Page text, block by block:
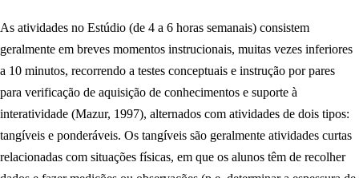
As atividades no Estúdio (de 4 a 6 horas semanais) consistem
geralmente em breves momentos instrucionais, muitas vezes inferiores
a 10 minutos, recorrendo a testes conceptuais e instrução por pares
para verificação de aquisição de conhecimentos e suporte à
interatividade (Mazur, 1997), alternados com atividades de dois tipos:
tangíveis e ponderáveis. Os tangíveis são geralmente atividades curtas
relacionadas com situações físicas, em que os alunos têm de recolher